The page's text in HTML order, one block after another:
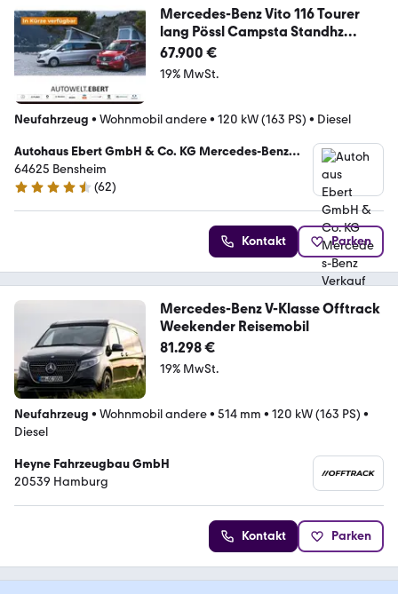
Mercedes-Benz Vito 116 Tourer
lang Pössl Campsta Standhz
ParkP
67.900 €
19% MwSt.
Neufahrzeug • Wohnmobil andere• 120 kW (163 PS) • Diesel
Autohaus Ebert GmbH & Co. KG Mercedes-Benz
Verkauf und Service
64625 Bensheim
4.7 Sterne
(62)
Kontakt Parken
Mercedes-Benz V-Klasse Offtrack
Weekender Reisemobil
81.298 €
19% MwSt.
Neufahrzeug • Wohnmobil andere• 514 mm • 120 kW (163 PS) •
Diesel
Heyne Fahrzeugbau GmbH
20539 Hamburg
Kontakt Parken